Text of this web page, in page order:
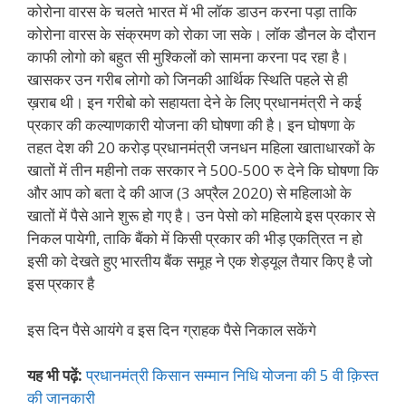
कोरोना वारस के चलते भारत में भी लॉक डाउन करना पड़ा ताकि
कोरोना वारस के संक्रमण को रोका जा सके। लॉक डौनल के दौरान
काफी लोगो को बहुत सी मुश्किलों को सामना करना पद रहा है।
खासकर उन गरीब लोगो को जिनकी आर्थिक स्थिति पहले से ही
ख़राब थी। इन गरीबो को सहायता देने के लिए प्रधानमंत्री ने कई
प्रकार की कल्याणकारी योजना की घोषणा की है। इन घोषणा के
तहत देश की 20 करोड़ प्रधानमंत्री जनधन महिला खाताधारकों के
खातों में तीन महीनो तक सरकार ने 500-500 रु देने कि घोषणा कि
और आप को बता दे की आज (3 अप्रैल 2020) से महिलाओ के
खातों में पैसे आने शुरू हो गए है। उन पेसो को महिलाये इस प्रकार से
निकल पायेगी, ताकि बैंको में किसी प्रकार की भीड़ एकत्रित न हो
इसी को देखते हुए भारतीय बैंक समूह ने एक शेड्यूल तैयार किए है जो
इस प्रकार है
इस दिन पैसे आयंगे व इस दिन ग्राहक पैसे निकाल सकेंगे
यह भी पढ़ें: प्रधानमंत्री किसान सम्मान निधि योजना की 5 वी क़िस्त
की जानकारी